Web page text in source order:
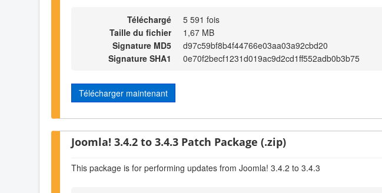
Téléchargé
5 591 fois
Taille du fichier
1,67 MB
Signature MD5
d97c59bf8b4f44766e03aa03a92cbd20
Signature SHA1
0e70f2becf1231d019ac9d2cd1ff552adb0b3b75
Télécharger maintenant
Joomla! 3.4.2 to 3.4.3 Patch Package (.zip)
This package is for performing updates from Joomla! 3.4.2 to 3.4.3